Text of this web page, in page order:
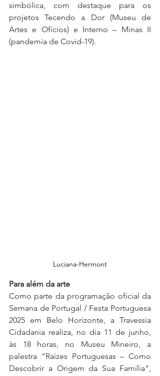
simbólica, com destaque para os
projetos Tecendo a Dor (Museu de
Artes e Ofícios) e Interno – Minas II
(pandemia de Covid-19).
Luciana-Hermont
Para além da arte
Como parte da programação oficial da
Semana de Portugal / Festa Portuguesa
2025 em Belo Horizonte, a Travessia
Cidadania realiza, no dia 11 de junho,
às 18 horas, no Museu Mineiro, a
palestra "Raízes Portuguesas – Como
Descobrir a Origem da Sua Família",